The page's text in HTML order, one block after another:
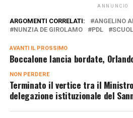
ANNUNCIO
ARGOMENTI CORRELATI:
ANGELINO
NUNZIA DE GIROLAMO
PDL
AVANTI IL ​​PROSSIMO
Boccalone lancia bordate,
NON PERDERE
Terminato il vertice tra il
delegazione istituzionale del